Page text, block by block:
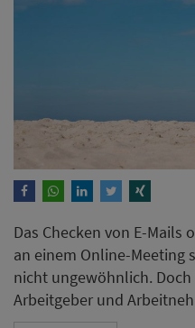
Das Checken von E-Mails
an einem Online-Meeting
nicht ungewöhnlich.
Arbeitgeber und